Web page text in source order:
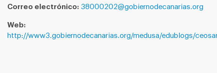
Correo electrónico: 38000202@gobiernodecanarias.org
Web:
http://www3.gobiernodecanarias.org/medusa/edublogs/